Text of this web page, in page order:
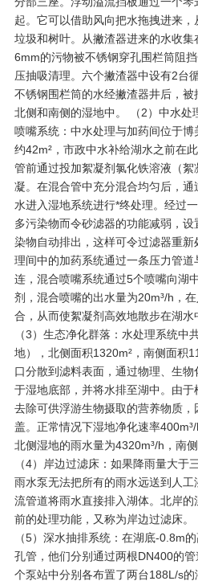
起。它可以借助风向把水拖拽进来，
垃圾和树叶。从撇渣器进来的水收
6mm的污物被不锈钢穿孔围栏筒阻
压抽吸清理。六个撇渣器中设有2台
不锈钢围栏筒的水经撇渣器井后，
北侧和南侧的湿地中。 （2）中水处
喷嘴系统：中水处理与加药间位于
约42m²，市政中水补给湖水之前在
管前通过投加絮凝剂氯化铁溶液（
凝。在混合管中充分混合均匀后，
水进入湿地系统进行*终处理。经过
多污染物而令砂滤器的功能减弱，
染物自动排出，这样可令过滤器重
理间中的加药系统通过一条压力管
连，混合喷嘴系统通过5个喷嘴向湖
剂，混合喷嘴的出水量为20m³/h，
合，从而使絮凝剂高效地散步在湖水
（3）生态净化群落：水处理系统中
地），北侧面积1320m²，南侧面积
口分散到滤料表面，通过物理、生
于湿地底部，并将水排至湖中。由
去除可供浮游生物摄取的营养物质
盖。正常情况下湿地净化速率
北侧湿地的雨水量为4320m³/h，南侧
（4）岸边过滤床：如果降雨量大于
雨水泵无法把所有的雨水远送到人
流管道将雨水直接排入湖体。北岸
前的处理功能，又称为岸边过滤床。
（5）深水抽排系统：在湖底-0.8m
孔管，他们分别通过两根DN400的
个泵站中分别各布置了两台188L/s